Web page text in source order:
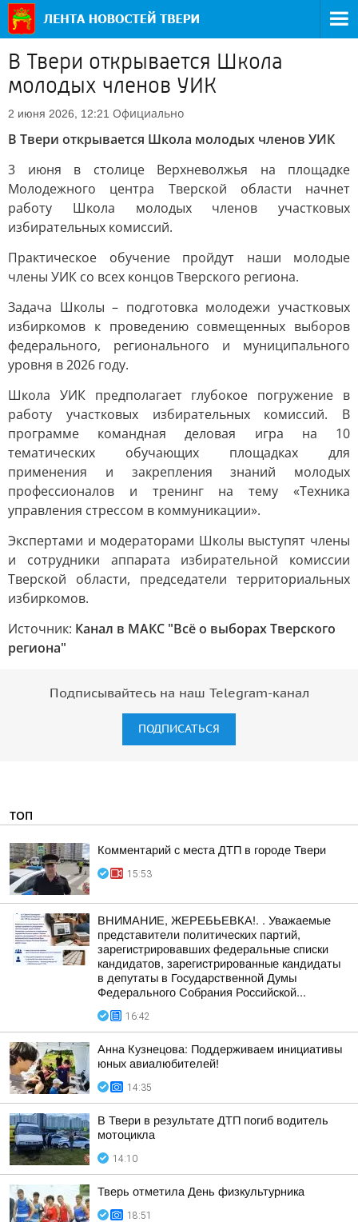
В Твери открывается Школа
молодых членов УИК
2 июня 2026, 12:21 Официально
В Твери открывается Школа молодых членов УИК
3 июня в столице Верхневолжья на площадке
Молодежного центра Тверской области начнет
работу Школа молодых членов участковых
избирательных комиссий.
Практическое обучение пройдут наши молодые
члены УИК со всех концов Тверского региона.
Задача Школы – подготовка молодежи участковых
избиркомов к проведению совмещенных выборов
федерального, регионального и муниципального
уровня в 2026 году.
Школа УИК предполагает глубокое погружение в
работу участковых избирательных комиссий. В
программе командная деловая игра на 10
тематических обучающих площадках для
применения и закрепления знаний молодых
профессионалов и тренинг на тему «Техника
управления стрессом в коммуникации».
Экспертами и модераторами Школы выступят члены
и сотрудники аппарата избирательной комиссии
Тверской области, председатели территориальных
избиркомов.
Источник: Канал в МАКС "Всё о выборах Тверского
региона"
Подписывайтесь на наш Telegram-канал
ПОДПИСАТЬСЯ
ТОП
Комментарий с места ДТП в городе Твери
15:53
ВНИМАНИЕ, ЖЕРЕБЬЕВКА!. . Уважаемые
представители политических партий,
зарегистрировавших федеральные списки
кандидатов, зарегистрированные кандидаты
в депутаты в Государственной Думы
Федерального Собрания Российской...
16:42
Анна Кузнецова: Поддерживаем инициативы
юных авиалюбителей!
14:35
В Твери в результате ДТП погиб водитель
мотоцикла
14:10
Тверь отметила День физкультурника
18:51